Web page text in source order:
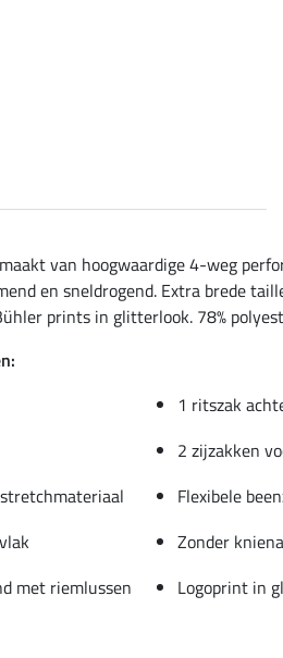
van hoogwaardige 4-weg
en sneldrogend. Extra brede
prints in glitterlook. 78%
1 ritszak
2 zijzakken
Flexibele
Zonder
met riemlussen
Logoprint in